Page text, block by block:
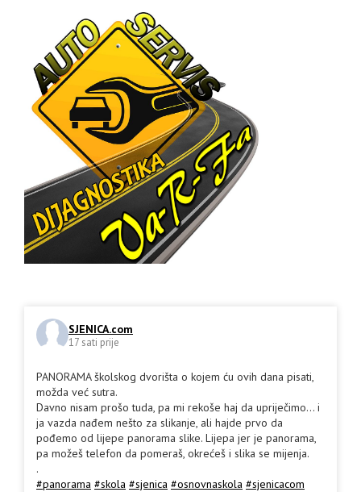
SJENICA.com
17 sati prije
PANORAMA školskog dvorišta o kojem ću ovih dana pisati,
možda već sutra.
Davno nisam prošo tuda, pa mi rekoše haj da upriječimo... i
ja vazda nađem nešto za slikanje, ali hajde prvo da
pođemo od lijepe panorama slike. Lijepa jer je panorama,
pa možeš telefon da pomeraš, okrećeš i slika se mijenja.
.
#panorama #skola #sjenica #osnovnaskola #sjenicacom